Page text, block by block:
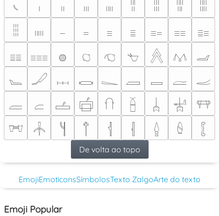
𓏹
𓏺 𓏻 𓏼 𓏽 𓏾 𓏿 𓐀
𓐁
𓐂
𓐃 𓐄 𓐅 𓐆 𓐇 𓐈 𓐉
𓐊
𓐋
𓐌 𓐍 𓐎 𓐏 𓐐 𓐑 𓐒
𓐓
𓐔
𓐕 𓐖 𓐗 𓐘 𓐙 𓐚 𓐛
𓐜
𓐝
𓐞 𓐟 𓐠 𓐡 𓐢 𓐣 𓐤
𓐥
𓐦
𓐧 𓐨 𓐩 𓐪 𓐫 𓐬 𓐭 𓐮
De volta ao topo
EmojiEmoticonsSímbolosTexto ZalgoArte do texto
Emoji Popular